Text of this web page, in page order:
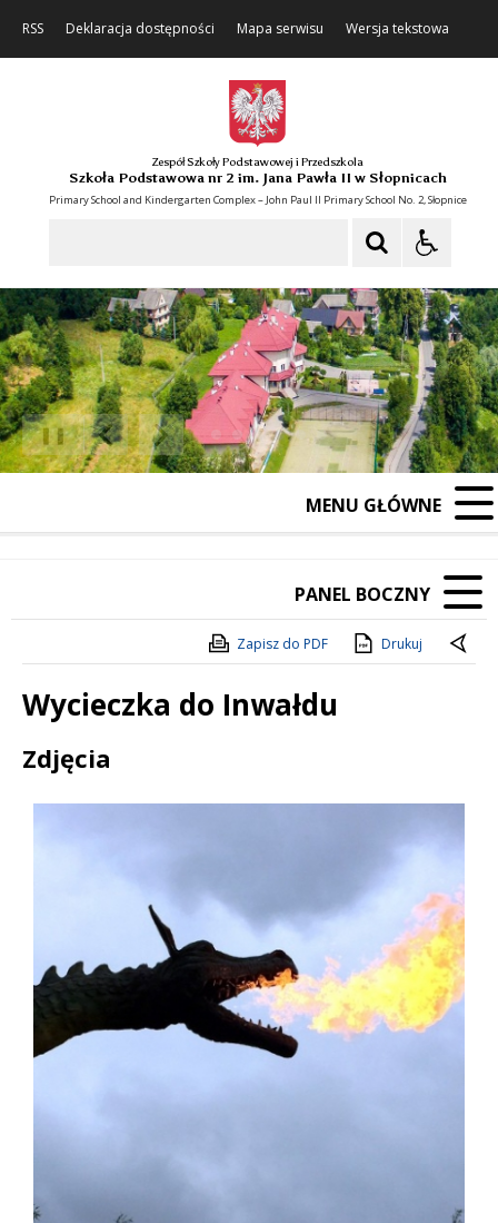
RSS Deklaracja dostępności Mapa serwisu Wersja tekstowa
Zespół Szkoły Podstawowej i Przedszkola
Szkoła Podstawowa nr 2 im. Jana Pawła II w Słopnicach
Primary School and Kindergarten Complex – John Paul II Primary School No. 2, Słopnice
Poprzedni Element
Następny Element
❚❚
MENU GŁÓWNE
PANEL BOCZNY
Zapisz do PDF Drukuj
Wycieczka do Inwałdu
Treść
Zdjęcia